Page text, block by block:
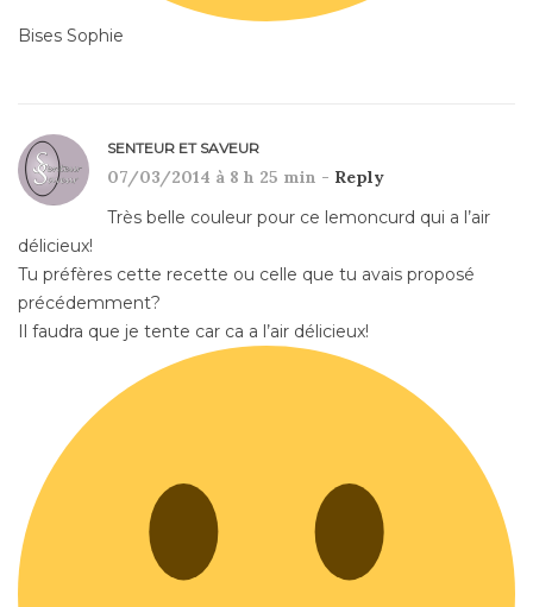
Bises Sophie
SENTEUR ET SAVEUR
07/03/2014 à 8 h 25 min - Reply
Très belle couleur pour ce lemoncurd qui a l’air
délicieux!
Tu préfères cette recette ou celle que tu avais proposé
précédemment?
Il faudra que je tente car ca a l’air délicieux!